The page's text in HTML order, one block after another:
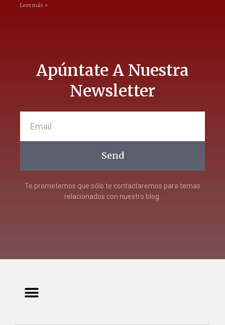
Leer más »
Apúntate A Nuestra
Newsletter
Send
Te prometemos que sólo te contactaremos para temas
relacionados con nuestro blog.